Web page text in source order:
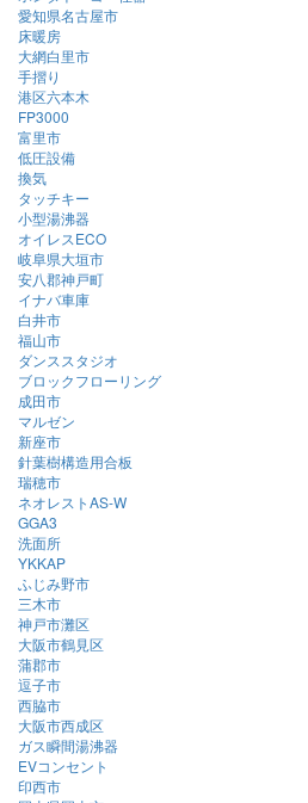
愛知県名古屋市
床暖房
大網白里市
手摺り
港区六本木
FP3000
富里市
低圧設備
換気
タッチキー
小型湯沸器
オイレスECO
岐阜県大垣市
安八郡神戸町
イナバ車庫
白井市
福山市
ダンススタジオ
ブロックフローリング
成田市
マルゼン
新座市
針葉樹構造用合板
瑞穂市
ネオレストAS-W
GGA3
洗面所
YKKAP
ふじみ野市
三木市
神戸市灘区
大阪市鶴見区
蒲郡市
逗子市
西脇市
大阪市西成区
ガス瞬間湯沸器
EVコンセント
印西市